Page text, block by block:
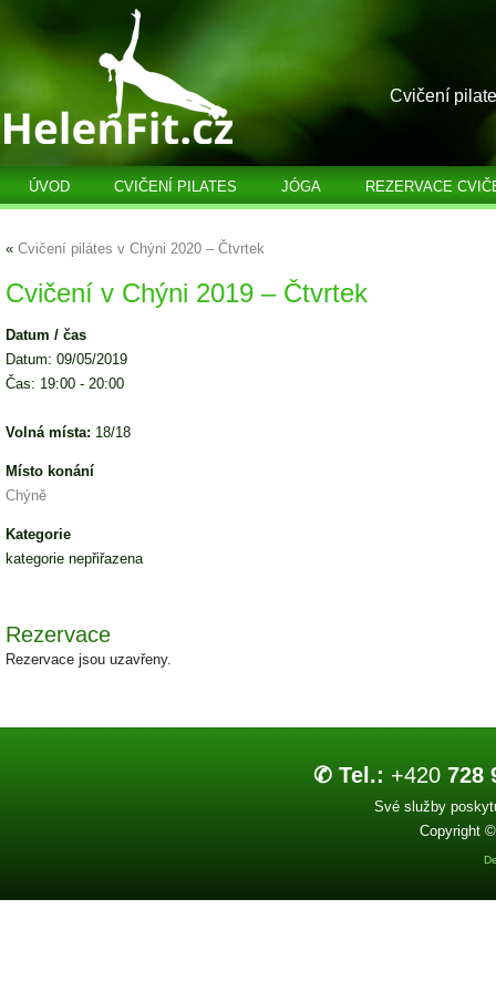
Cvičení
ÚVOD CVIČENÍ PILATES JÓGA REZERVACE
« Cvičení pilátes v Chýni 2020 – Čtvrtek
Cvičení v Chýni 2019 – Čtvrtek
Datum / čas
Datum: 09/05/2019
Čas: 19:00 - 20:00
Volná místa: 18/18
Místo konání
Chýně
Kategorie
kategorie nepřiřazena
Rezervace
Rezervace jsou uzavřeny.
✆ Tel.: +420 728
Své služby
Copyright